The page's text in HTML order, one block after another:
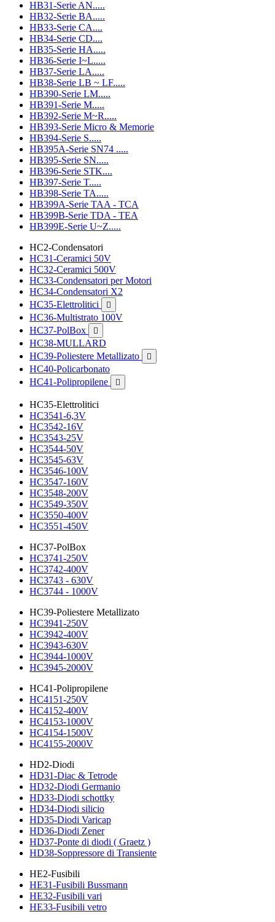
HB31-Serie AN.....
HB32-Serie BA.....
HB33-Serie CA....
HB34-Serie CD....
HB35-Serie HA.....
HB36-Serie I~L.....
HB37-Serie LA.....
HB38-Serie LB ~ LF.....
HB390-Serie LM.....
HB391-Serie M.....
HB392-Serie M~R.....
HB393-Serie Micro & Memorie
HB394-Serie S.....
HB395A-Serie SN74 .....
HB395-Serie SN.....
HB396-Serie STK....
HB397-Serie T.....
HB398-Serie TA.....
HB399A-Serie TAA - TCA
HB399B-Serie TDA - TEA
HB399E-Serie U~Z.....
HC2-Condensatori
HC31-Ceramici 50V
HC32-Ceramici 500V
HC33-Condensatori per Motori
HC34-Condensatori X2
HC35-Elettrolitici

HC36-Multistrato 100V
HC37-PolBox

HC38-MULLARD
HC39-Poliestere Metallizato

HC40-Policarbonato
HC41-Polipropilene

HC35-Elettrolitici
HC3541-6,3V
HC3542-16V
HC3543-25V
HC3544-50V
HC3545-63V
HC3546-100V
HC3547-160V
HC3548-200V
HC3549-350V
HC3550-400V
HC3551-450V
HC37-PolBox
HC3741-250V
HC3742-400V
HC3743 - 630V
HC3744 - 1000V
HC39-Poliestere Metallizato
HC3941-250V
HC3942-400V
HC3943-630V
HC3944-1000V
HC3945-2000V
HC41-Polipropilene
HC4151-250V
HC4152-400V
HC4153-1000V
HC4154-1500V
HC4155-2000V
HD2-Diodi
HD31-Diac & Tetrode
HD32-Diodi Germanio
HD33-Diodi schottky
HD34-Diodi silicio
HD35-Diodi Varicap
HD36-Diodi Zener
HD37-Ponte di diodi ( Graetz )
HD38-Soppressore di Transiente
HE2-Fusibili
HE31-Fusibili Bussmann
HE32-Fusibili vari
HE33-Fusibili vetro